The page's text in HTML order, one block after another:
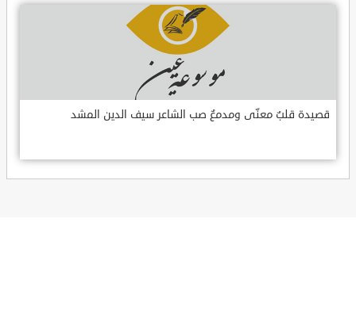
قصيدة قلبٌ معنّى ومدمعٌ صب الشاعر سيف الدين المشد